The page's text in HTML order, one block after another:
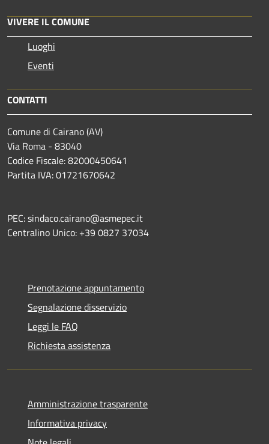
VIVERE IL COMUNE
Luoghi
Eventi
CONTATTI
Comune di Cairano (AV)
Via Roma - 83040
Codice Fiscale: 82000450641
Partita IVA: 01721670642
PEC: sindaco.cairano@asmepec.it
Centralino Unico: +39 0827 37034
Prenotazione appuntamento
Segnalazione disservizio
Leggi le FAQ
Richiesta assistenza
Amministrazione trasparente
Informativa privacy